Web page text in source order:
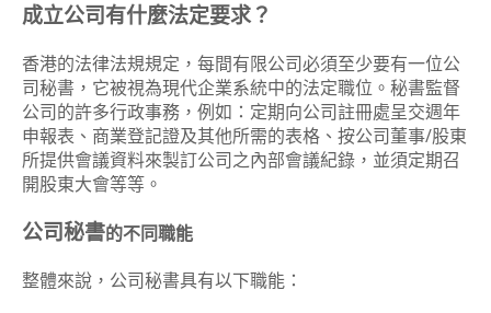
成立公司有什麼法定要求？
香港的法律法規規定，每間有限公司必須至少要有一位公
司秘書，它被視為現代企業系統中的法定職位。秘書監督
公司的許多行政事務，例如：定期向公司註冊處呈交週年
申報表、商業登記證及其他所需的表格、按公司董事/股東
所提供會議資料來製訂公司之內部會議紀錄，並須定期召
開股東大會等等。
公司秘書的不同職能
整體來說，公司秘書具有以下職能：